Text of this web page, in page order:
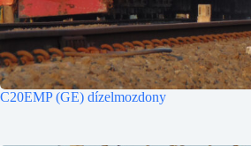
C20EMP (GE) dízelmozdony